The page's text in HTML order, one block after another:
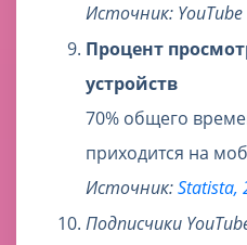
Источник:
Процент
устройств
70% общего
приходится на
Источник:Statista,
Подписчики